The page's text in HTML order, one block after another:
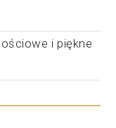
i piękne